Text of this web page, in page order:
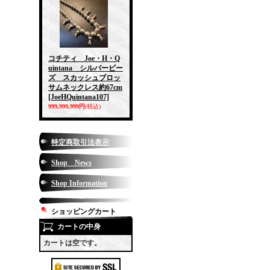
コチティ Joe・H・Q
uintana シルバービー
ズ スカッシュブロッ
サムネックレス約67cm
[JoeHQuintana107]
999,999,999円(税込)
特定商取引法表示
Shop News
Shop Information
ショッピングカート
カートの中身
カートは空です。